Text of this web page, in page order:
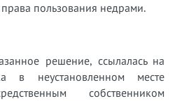
пользования недрами.
решение, ссылалась на
в неустановленном месте
собственником